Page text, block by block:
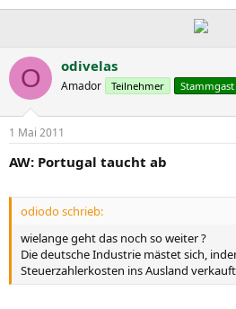
O odivelas
Amador Teilnehmer Stammgast
1 Mai 2011
AW: Portugal taucht ab
odiodo schrieb:
wielange geht das noch so weiter ?
Die deutsche Industrie mästet sich,
Steuerzahlerkosten ins Ausland